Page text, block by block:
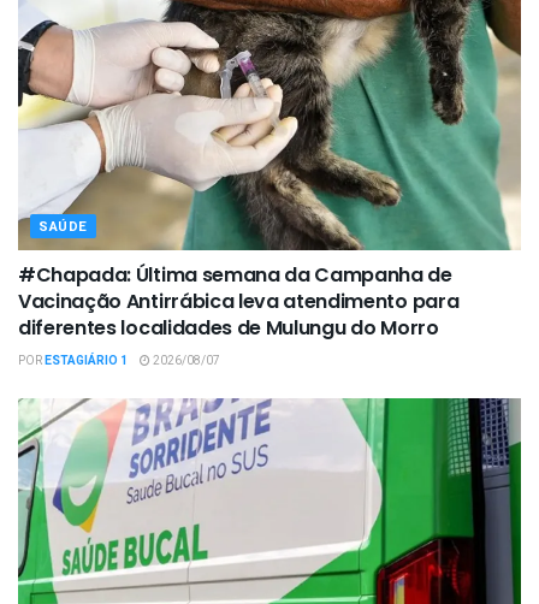
SAÚDE
#Chapada: Última semana da Campanha de
Vacinação Antirrábica leva atendimento para
diferentes localidades de Mulungu do Morro
PORESTAGIÁRIO 1 2026/08/07